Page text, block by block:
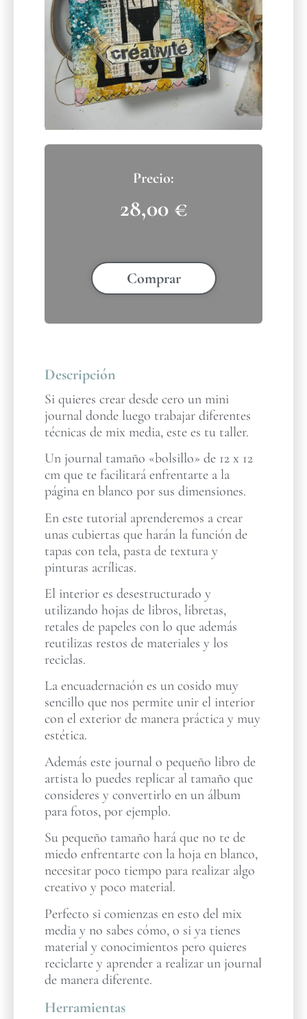
28,00 €
Comprar
Descripción
Si quieres crear desde cero un mini
journal donde luego trabajar diferentes
técnicas de mix media, este es tu taller.
Un journal tamaño «bolsillo» de 12 x 12
cm que te facilitará enfrentarte a la
página en blanco por sus dimensiones.
En este tutorial aprenderemos a crear
unas cubiertas que harán la función de
tapas con tela, pasta de textura y
pinturas acrílicas.
El interior es desestructurado y
utilizando hojas de libros, libretas,
retales de papeles con lo que además
reutilizas restos de materiales y los
reciclas.
La encuadernación es un cosido muy
sencillo que nos permite unir el interior
con el exterior de manera práctica y muy
estética.
Además este journal o pequeño libro de
artista lo puedes replicar al tamaño que
consideres y convertirlo en un álbum
para fotos, por ejemplo.
Su pequeño tamaño hará que no te de
miedo enfrentarte con la hoja en blanco,
necesitar poco tiempo para realizar algo
creativo y poco material.
Perfecto si comienzas en esto del mix
media y no sabes cómo, o si ya tienes
material y conocimientos pero quieres
reciclarte y aprender a realizar un journal
de manera diferente.
Herramientas